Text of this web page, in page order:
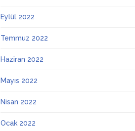
Eylül 2022
Temmuz 2022
Haziran 2022
Mayıs 2022
Nisan 2022
Ocak 2022